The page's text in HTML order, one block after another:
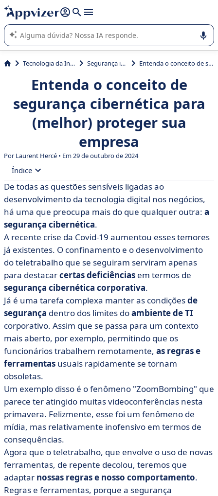
de nossa IA (várias linhas com
A IA do Appvizer o orienta no uso ou na seleção de software
SaaS para sua empresa.
Tecnologia da Informação (TI) Segurança informática Entenda o conceito de segurança cibernética para (melhor) proteger sua empresa
Entenda o conceito de
segurança cibernética para
(melhor) proteger sua
empresa
Por Laurent Hercé • Em 29 de outubro de 2024
Índice
• Segurança cibernética: definição e números
• Segurança cibernética na França: uma ameaça levada
muito a sério
• Segurança cibernética corporativa: tipos de ameaças
radicalmente diferentes
• Pedidos de resgate e bloqueio: os dois principais
pilares dos hackers
• Proteção cibernética: protegendo-se, mas como?
• O responsável pela proteção de dados: um trabalho
essencial de segurança cibernética
De todas as questões sensíveis ligadas ao
desenvolvimento da tecnologia digital nos negócios,
há uma que preocupa mais do que qualquer outra: a
segurança cibernética.
A recente crise da Covid-19 aumentou esses temores
já existentes. O confinamento e o desenvolvimento
do teletrabalho que se seguiram serviram apenas
para destacarcertas deficiências em termos de
segurança cibernética corporativa.
Já é uma tarefa complexa manter as condiçõesde
segurança dentro dos limites doambiente de TI
corporativo. Assim que se passa para um contexto
mais aberto, por exemplo, permitindo que os
funcionários trabalhem remotamente, as regras e
ferramentas usuais rapidamente se tornam
obsoletas.
Um exemplo disso é o fenômeno "ZoomBombing" que
parece ter atingido muitas videoconferências nesta
primavera. Felizmente, esse foi um fenômeno de
mídia, mas relativamente inofensivo em termos de
consequências.
Agora que o teletrabalho, que envolve o uso de novas
ferramentas, de repente decolou, teremos que
adaptar nossas regras e nosso comportamento.
Regras e ferramentas, porque a segurança